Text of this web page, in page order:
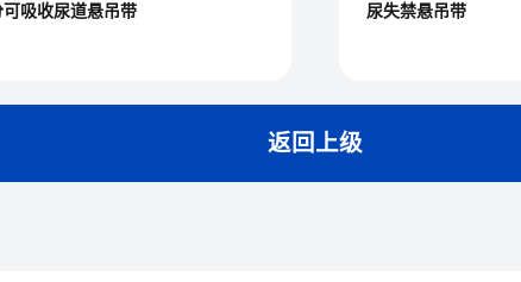
可吸收尿道悬吊带 尿失禁悬吊带
返回上级